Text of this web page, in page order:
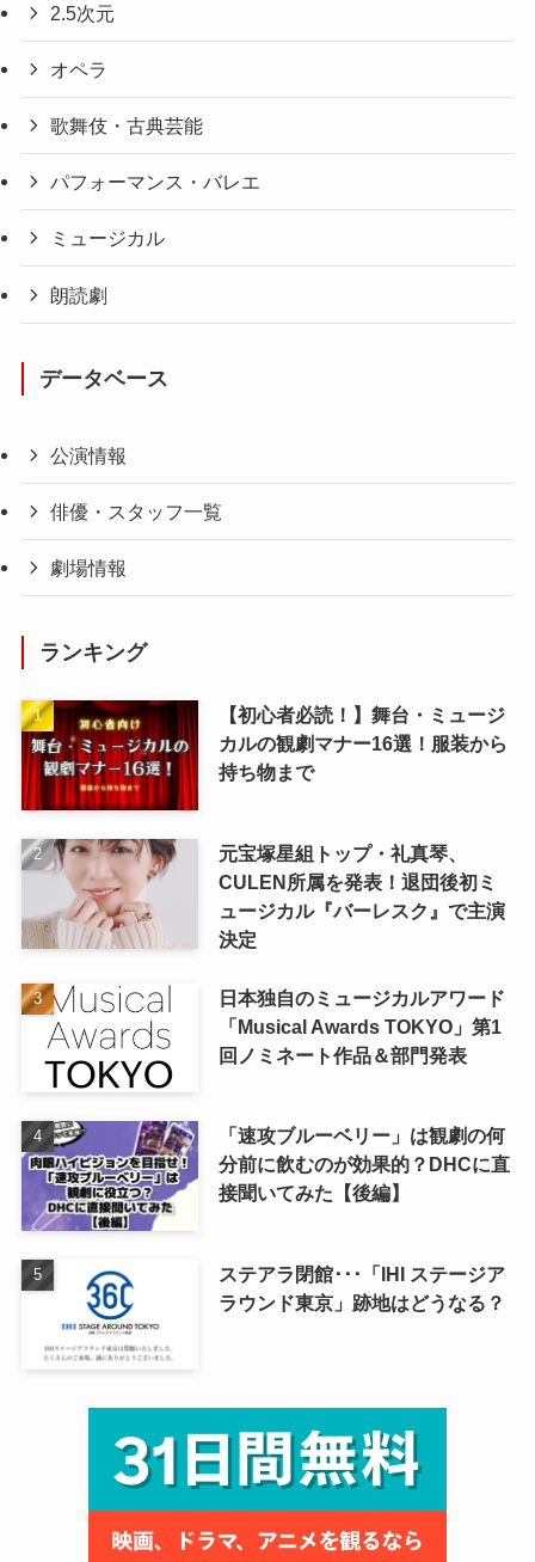
2.5次元
オペラ
歌舞伎・古典芸能
パフォーマンス・バレエ
ミュージカル
朗読劇
データベース
公演情報
俳優・スタッフ一覧
劇場情報
ランキング
【初心者必読！】舞台・ミュージ
カルの観劇マナー16選！服装から
持ち物まで
元宝塚星組トップ・礼真琴、
CULEN所属を発表！退団後初ミ
ュージカル『バーレスク』で主演
決定
日本独自のミュージカルアワード
「Musical Awards TOKYO」第1
回ノミネート作品＆部門発表
「速攻ブルーベリー」は観劇の何
分前に飲むのが効果的？DHCに直
接聞いてみた【後編】
ステアラ閉館･･･「IHI ステージア
ラウンド東京」跡地はどうなる？